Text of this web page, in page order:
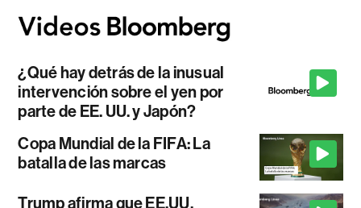
¿Qué hay detrás de la inusual
intervención sobre el yen por
parte de EE. UU. y Japón?
Copa Mundial de la FIFA: La
batalla de las marcas
Trump afirma que EE.UU.